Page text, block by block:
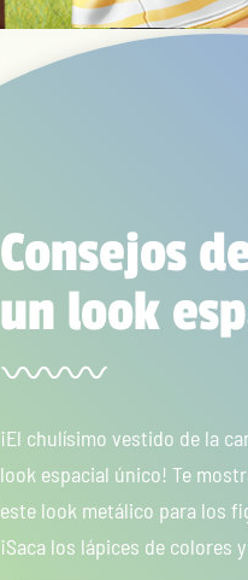
Consejos
un look
¡El chulísimo vestido de la
look espacial único! Te
este look metálico para los
¡Saca los lápices de colores